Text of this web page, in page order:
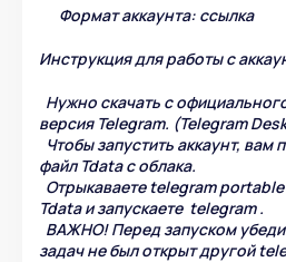
Формат аккаунта: ссылка
Инструкция для работы с
Нужно скачать с
версия Telegram. (Telegram
Чтобы запустить аккаунт, вам
файл Tdata c облака.
Отрыкаваете telegram
Tdata и запускаете telegram .
ВАЖНО! Перед запуском
задач не был открыт другой